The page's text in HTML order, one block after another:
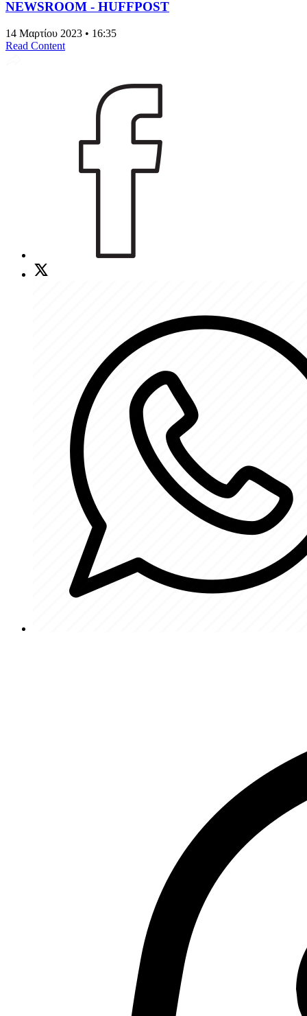
NEWSROOM - HUFFPOST
14 Μαρτίου 2023 • 16:35
Read Content